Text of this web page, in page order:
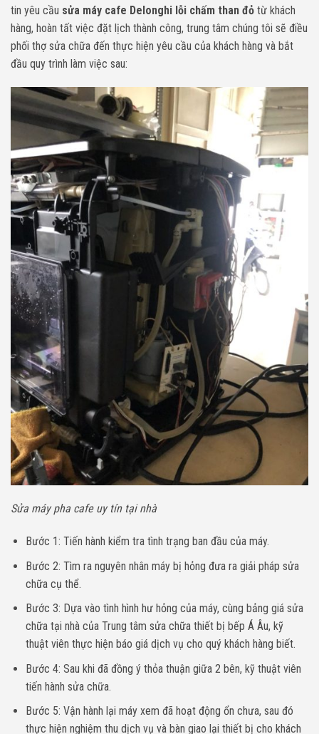
tin yêu cầu sửa máy cafe Delonghi lỗi chấm than đỏ từ khách
hàng, hoàn tất việc đặt lịch thành công, trung tâm chúng tôi sẽ điều
phối thợ sửa chữa đến thực hiện yêu cầu của khách hàng và bắt
đầu quy trình làm việc sau:
Sửa máy pha cafe uy tín tại nhà
Bước 1: Tiến hành kiểm tra tình trạng ban đầu của máy.
Bước 2: Tìm ra nguyên nhân máy bị hỏng đưa ra giải pháp sửa
chữa cụ thể.
Bước 3: Dựa vào tình hình hư hỏng của máy, cùng bảng giá sửa
chữa tại nhà của Trung tâm sửa chữa thiết bị bếp Á Âu, kỹ
thuật viên thực hiện báo giá dịch vụ cho quý khách hàng biết.
Bước 4: Sau khi đã đồng ý thỏa thuận giữa 2 bên, kỹ thuật viên
tiến hành sửa chữa.
Bước 5: Vận hành lại máy xem đã hoạt động ổn chưa, sau đó
thực hiện nghiệm thu dịch vụ và bàn giao lại thiết bị cho khách